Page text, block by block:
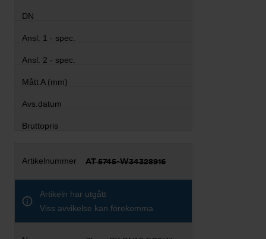
AT 5745-W34328916
Artikeln har utgått
Viss avvikelse kan förekomma